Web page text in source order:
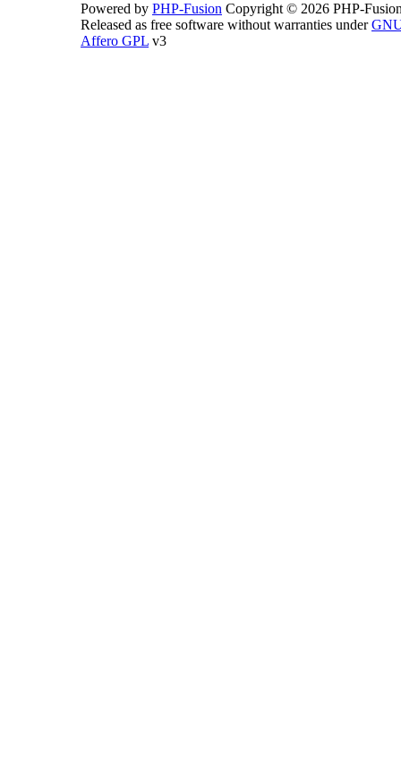
Powered by PHP-Fusion Copyright © 2026 PHP-
Released as free software without warranties under
Affero GPL v3